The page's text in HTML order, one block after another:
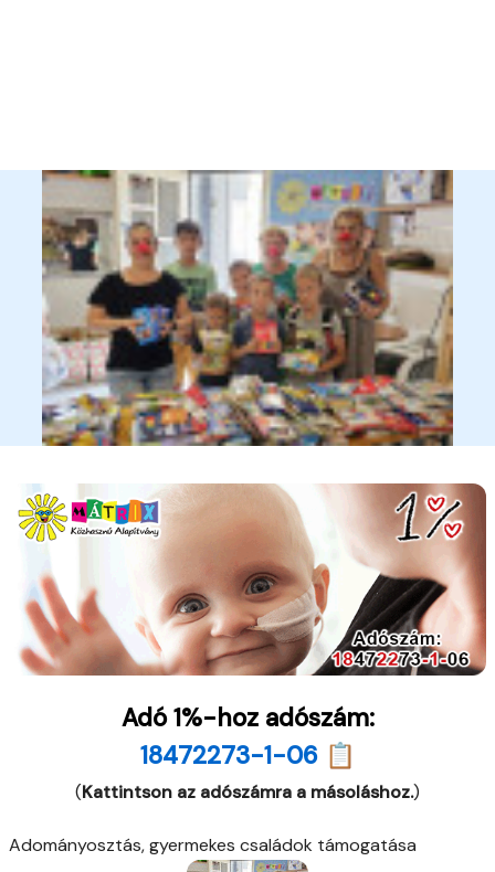
Adó 1%-hoz adószám:
18472273-1-06 📋
(Kattintson az adószámra a másoláshoz.)
Adományosztás, gyermekes családok támogatása